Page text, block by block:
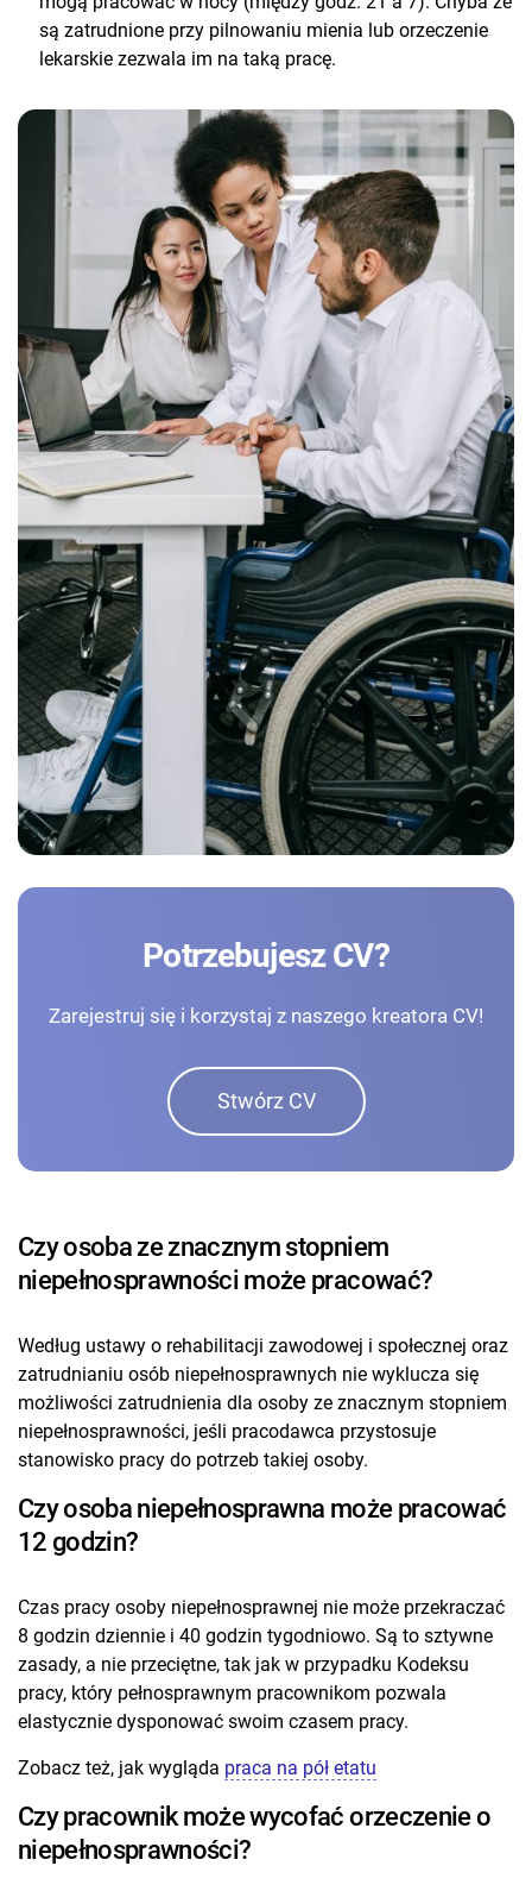
są zatrudnione przy pilnowaniu mienia lub orzeczenie
lekarskie zezwala im na taką pracę.
Potrzebujesz CV?
Zarejestruj się i korzystaj z naszego kreatora CV!
Stwórz CV
Czy osoba ze znacznym stopniem
niepełnosprawności może pracować?
Według ustawy o rehabilitacji zawodowej i społecznej oraz
zatrudnianiu osób niepełnosprawnych nie wyklucza się
możliwości zatrudnienia dla osoby ze znacznym stopniem
niepełnosprawności, jeśli pracodawca przystosuje
stanowisko pracy do potrzeb takiej osoby.
Czy osoba niepełnosprawna może pracować
12 godzin?
Czas pracy osoby niepełnosprawnej nie może przekraczać
8 godzin dziennie i 40 godzin tygodniowo. Są to sztywne
zasady, a nie przeciętne, tak jak w przypadku Kodeksu
pracy, który pełnosprawnym pracownikom pozwala
elastycznie dysponować swoim czasem pracy.
Zobacz też, jak wygląda praca na pół etatu
Czy pracownik może wycofać orzeczenie o
niepełnosprawności?